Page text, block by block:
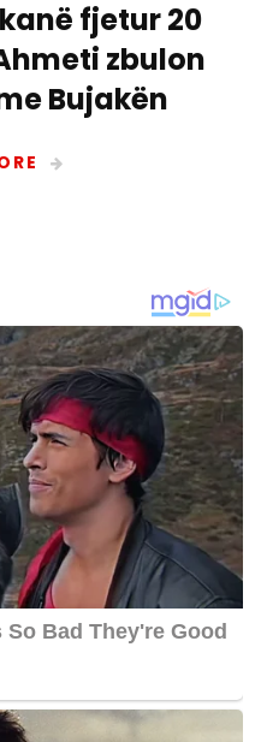
fjetur 20
zbulon
Bujakën